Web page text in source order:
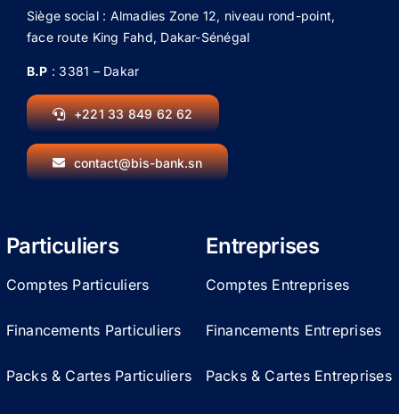
Siège social : Almadies Zone 12, niveau rond-point,
face route King Fahd, Dakar-Sénégal
B.P : 3381 – Dakar
+221 33 849 62 62
contact@bis-bank.sn
Particuliers
Comptes Particuliers
Financements Particuliers
Packs & Cartes Particuliers
Entreprises
Comptes Entreprises
Financements Entreprises
Packs & Cartes Entreprises